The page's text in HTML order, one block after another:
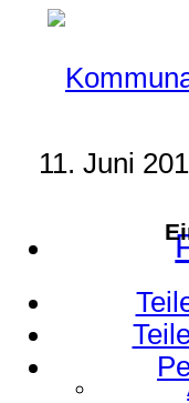
11. Juni